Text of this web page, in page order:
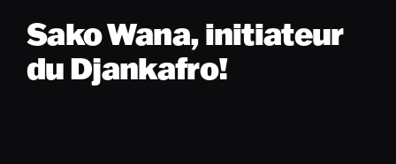
Sako Wana, initiateur
du Djankafro!